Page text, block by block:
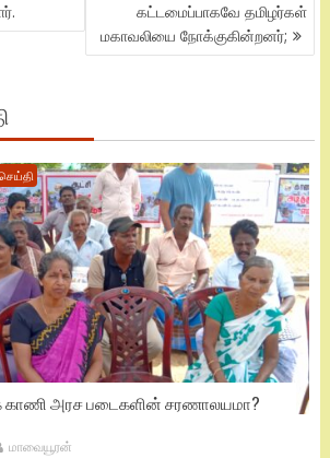
கட்டமைப்பாகவே தமிழர்கள்
மகாவலியை நோக்குகின்றனர்;
காணி அரச படைகளின் சரணாலயமா?
மாவையூரன்